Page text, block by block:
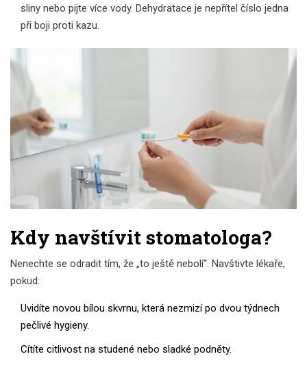
sliny nebo pijte více vody. Dehydratace je nepřítel číslo jedna
při boji proti kazu.
Kdy navštívit stomatologa?
Nenechte se odradit tím, že „to ještě nebolí“. Navštivte lékaře,
pokud:
Uvidíte novou bílou skvrnu, která nezmizí po dvou týdnech
pečlivé hygieny.
Cítíte citlivost na studené nebo sladké podněty.